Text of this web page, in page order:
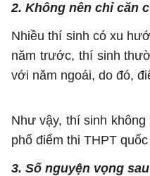
2. Không nên chỉ căn
Nhiều thí sinh có xu
năm trước, thí sinh
với năm ngoái, do đó,
Như vậy, thí sinh
phổ điểm thi THPT
3. Số nguyện vọng